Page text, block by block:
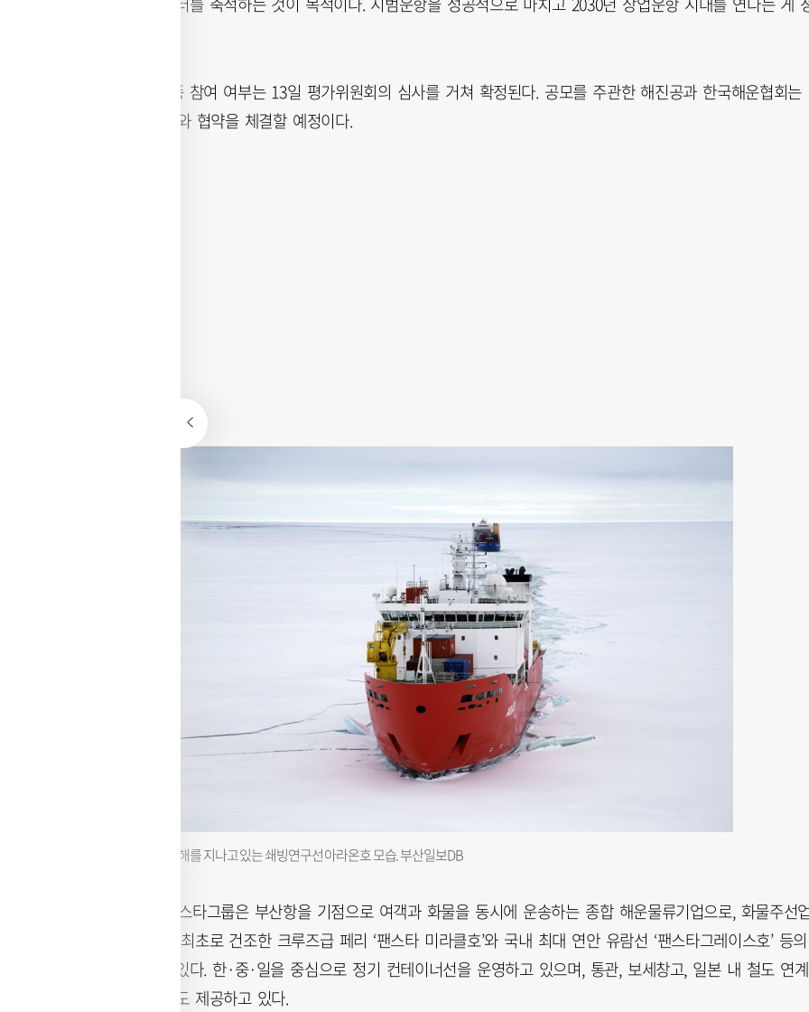
팬스타그룹의 최종 참여 여부는 13일 평가위원회의 심사를 거쳐 확정된다. 공모를 주관한 해진공과 한국해운협회는
15일 확정된 선사와 협약을 체결할 예정이다.
북극해를 지나고 있는 쇄빙연구선 아라온호 모습. 부산일보DB
1990년 창립한 팬스타그룹은 부산항을 기점으로 여객과 화물을 동시에 운송하는 종합 해운물류기업으로, 화물주선업
으로 시작해 국내 최초로 건조한 크루즈급 페리 ‘팬스타 미라클호’와 국내 최대 연안 유람선 ‘팬스타그레이스호’ 등의
선박을 보유하고 있다. 한·중·일을 중심으로 정기 컨테이너선을 운영하고 있으며, 통관, 보세창고, 일본 내 철도 연계
운송 등의 서비스도 제공하고 있다.